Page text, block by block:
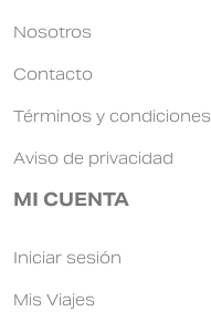
Nosotros
Contacto
Términos y condiciones
Aviso de privacidad
MI CUENTA
Iniciar sesión
Mis Viajes